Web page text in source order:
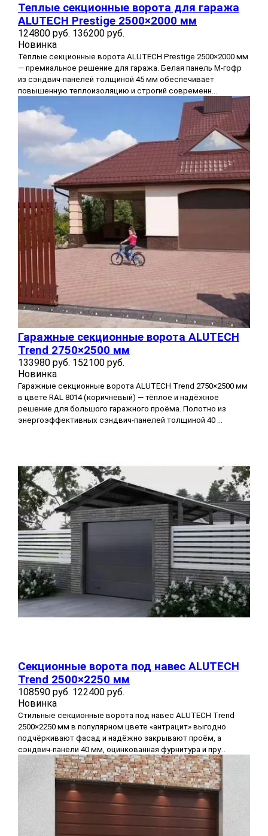
Теплые секционные ворота для гаража
ALUTECH Prestige 2500×2000 мм
124800 руб. 136200 руб.
Новинка
Тёплые секционные ворота ALUTECH Prestige 2500×2000 мм
— премиальное решение для гаража. Белая панель M-гофр
из сэндвич-панелей толщиной 45 мм обеспечивает
повышенную теплоизоляцию и строгий современн...
Гаражные секционные ворота ALUTECH
Trend 2750×2500 мм
133980 руб. 152100 руб.
Новинка
Гаражные секционные ворота ALUTECH Trend 2750×2500 мм
в цвете RAL 8014 (коричневый) — тёплое и надёжное
решение для большого гаражного проёма. Полотно из
энергоэффективных сэндвич‑панелей толщиной 40 ...
Секционные ворота под навес ALUTECH
Trend 2500×2250 мм
108590 руб. 122400 руб.
Новинка
Стильные секционные ворота под навес ALUTECH Trend
2500×2250 мм в популярном цвете «антрацит» выгодно
подчёркивают фасад и надёжно закрывают проём, а
сэндвич-панели 40 мм, оцинкованная фурнитура и пру...